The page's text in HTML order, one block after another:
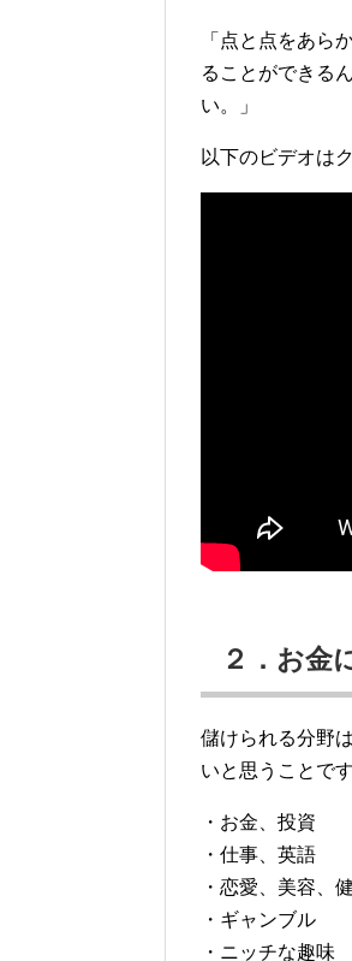
「点と点をあら
ることができる
い。」
以下のビデオは
２．お金
儲けられる分野
いと思うことです
・お金、投資
・仕事、英語
・恋愛、美容、
・ギャンブル
・ニッチな趣味